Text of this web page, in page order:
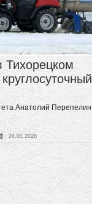
Тихорецком
Анатолий Перепелин
:24.01.2026